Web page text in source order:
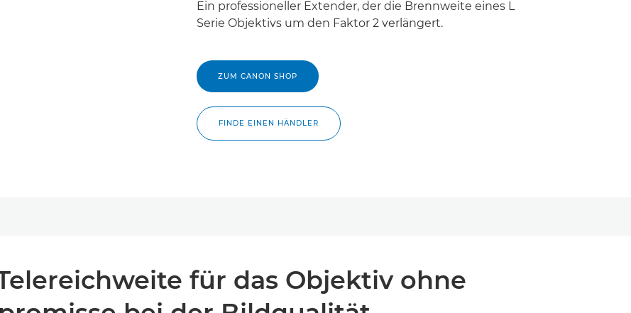
Ein professioneller Extender, der die Brennweite eines L
Serie Objektivs um den Faktor 2 verlängert.
ZUM CANON SHOP
FINDE EINEN HÄNDLER
für das Objektiv ohne